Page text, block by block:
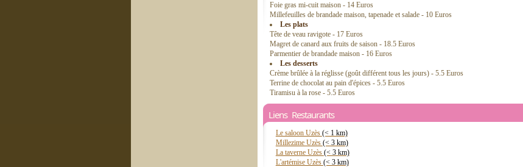
Foie gras mi-cuit maison - 14 Euros
Millefeuilles de brandade maison, tapenade et salade - 10 Euros
Les plats
Tête de veau ravigote - 17 Euros
Magret de canard aux fruits de saison - 18.5 Euros
Parmentier de brandade maison - 16 Euros
Les desserts
Crème brûlée à la réglisse (goût différent tous les jours) - 5.5 Euros
Terrine de chocolat au pain d'épices - 5.5 Euros
Tiramisu à la rose - 5.5 Euros
Liens Restaurants
Le saloon Uzès (< 1 km)
Millezime Uzès (< 3 km)
La taverne Uzès (< 3 km)
L'artémise Uzès (< 3 km)